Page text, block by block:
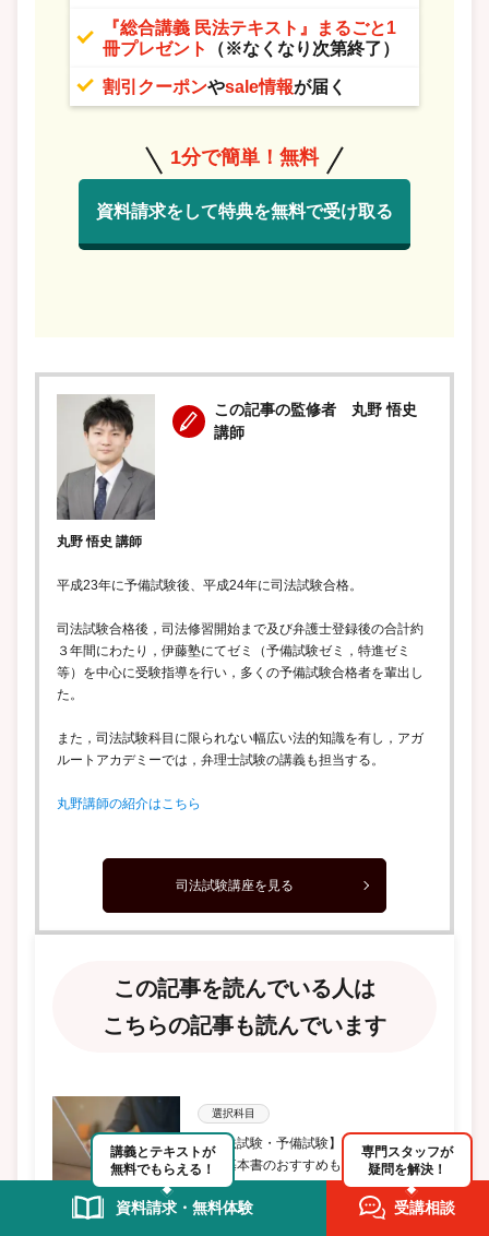
『総合講義 民法テキスト』まるごと1
冊プレゼント
（※なくなり次第終了）
割引クーポンやsale情報が届く
1分で簡単！無料
資料請求をして特典を無料で受け取る
この記事の監修者 丸野 悟史
講師
丸野 悟史 講師
平成23年に予備試験後、平成24年に司法試験合格。
司法試験合格後，司法修習開始まで及び弁護士登録後の合計約
３年間にわたり，伊藤塾にてゼミ（予備試験ゼミ，特進ゼミ
等）を中心に受験指導を行い，多くの予備試験合格者を輩出し
た。
また，司法試験科目に限られない幅広い法的知識を有し，アガ
ルートアカデミーでは，弁理士試験の講義も担当する。
丸野講師の紹介はこちら
司法試験講座を見る
この記事を読んでいる人は
こちらの記事も読んでいます
選択科目
【司法試験・予備試験】労働法の勉強
法！基本書のおすすめも紹介
講義とテキストが
無料でもらえる！
資料請求・無料体験
専門スタッフが
疑問を解決！
受講相談